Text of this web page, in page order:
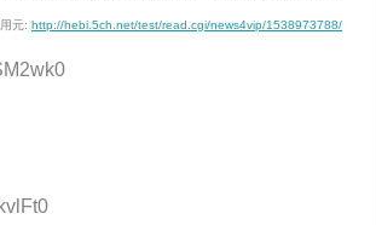
元: http://hebi.5ch.net/test/read.cgi/news4vip/1538973788/